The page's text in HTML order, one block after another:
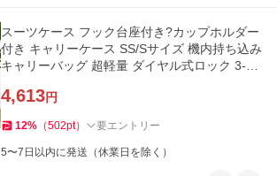
スーツケース フック台座付き?カップホルダー
付き キャリーケース SS/Sサイズ 機内持ち込み
キャリーバッグ 超軽量 ダイヤル式ロック 3-5
4,613円
12% （502pt） 要エントリー
5〜7日以内に発送（休業日を除く）